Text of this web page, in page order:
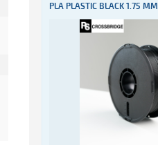
PLA PLASTIC BLACK 1.75 MM